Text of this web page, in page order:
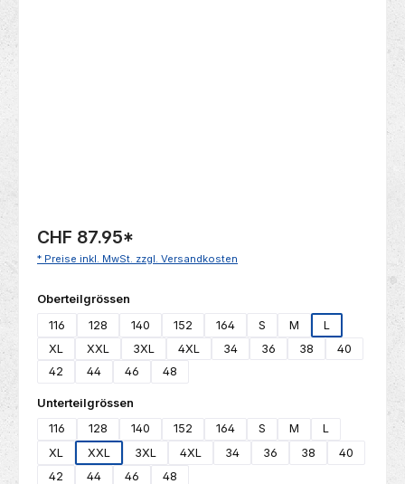
CHF 87.95*
* Preise inkl. MwSt. zzgl. Versandkosten
Oberteilgrössen
116
128 140 152 164 S M
L
XL
XXL 3XL 4XL 34 36 38
40
42
44 46 48
Unterteilgrössen
116
128 140 152 164 S M
L
XL
XXL 3XL 4XL 34 36 38
40
42
44 46 48